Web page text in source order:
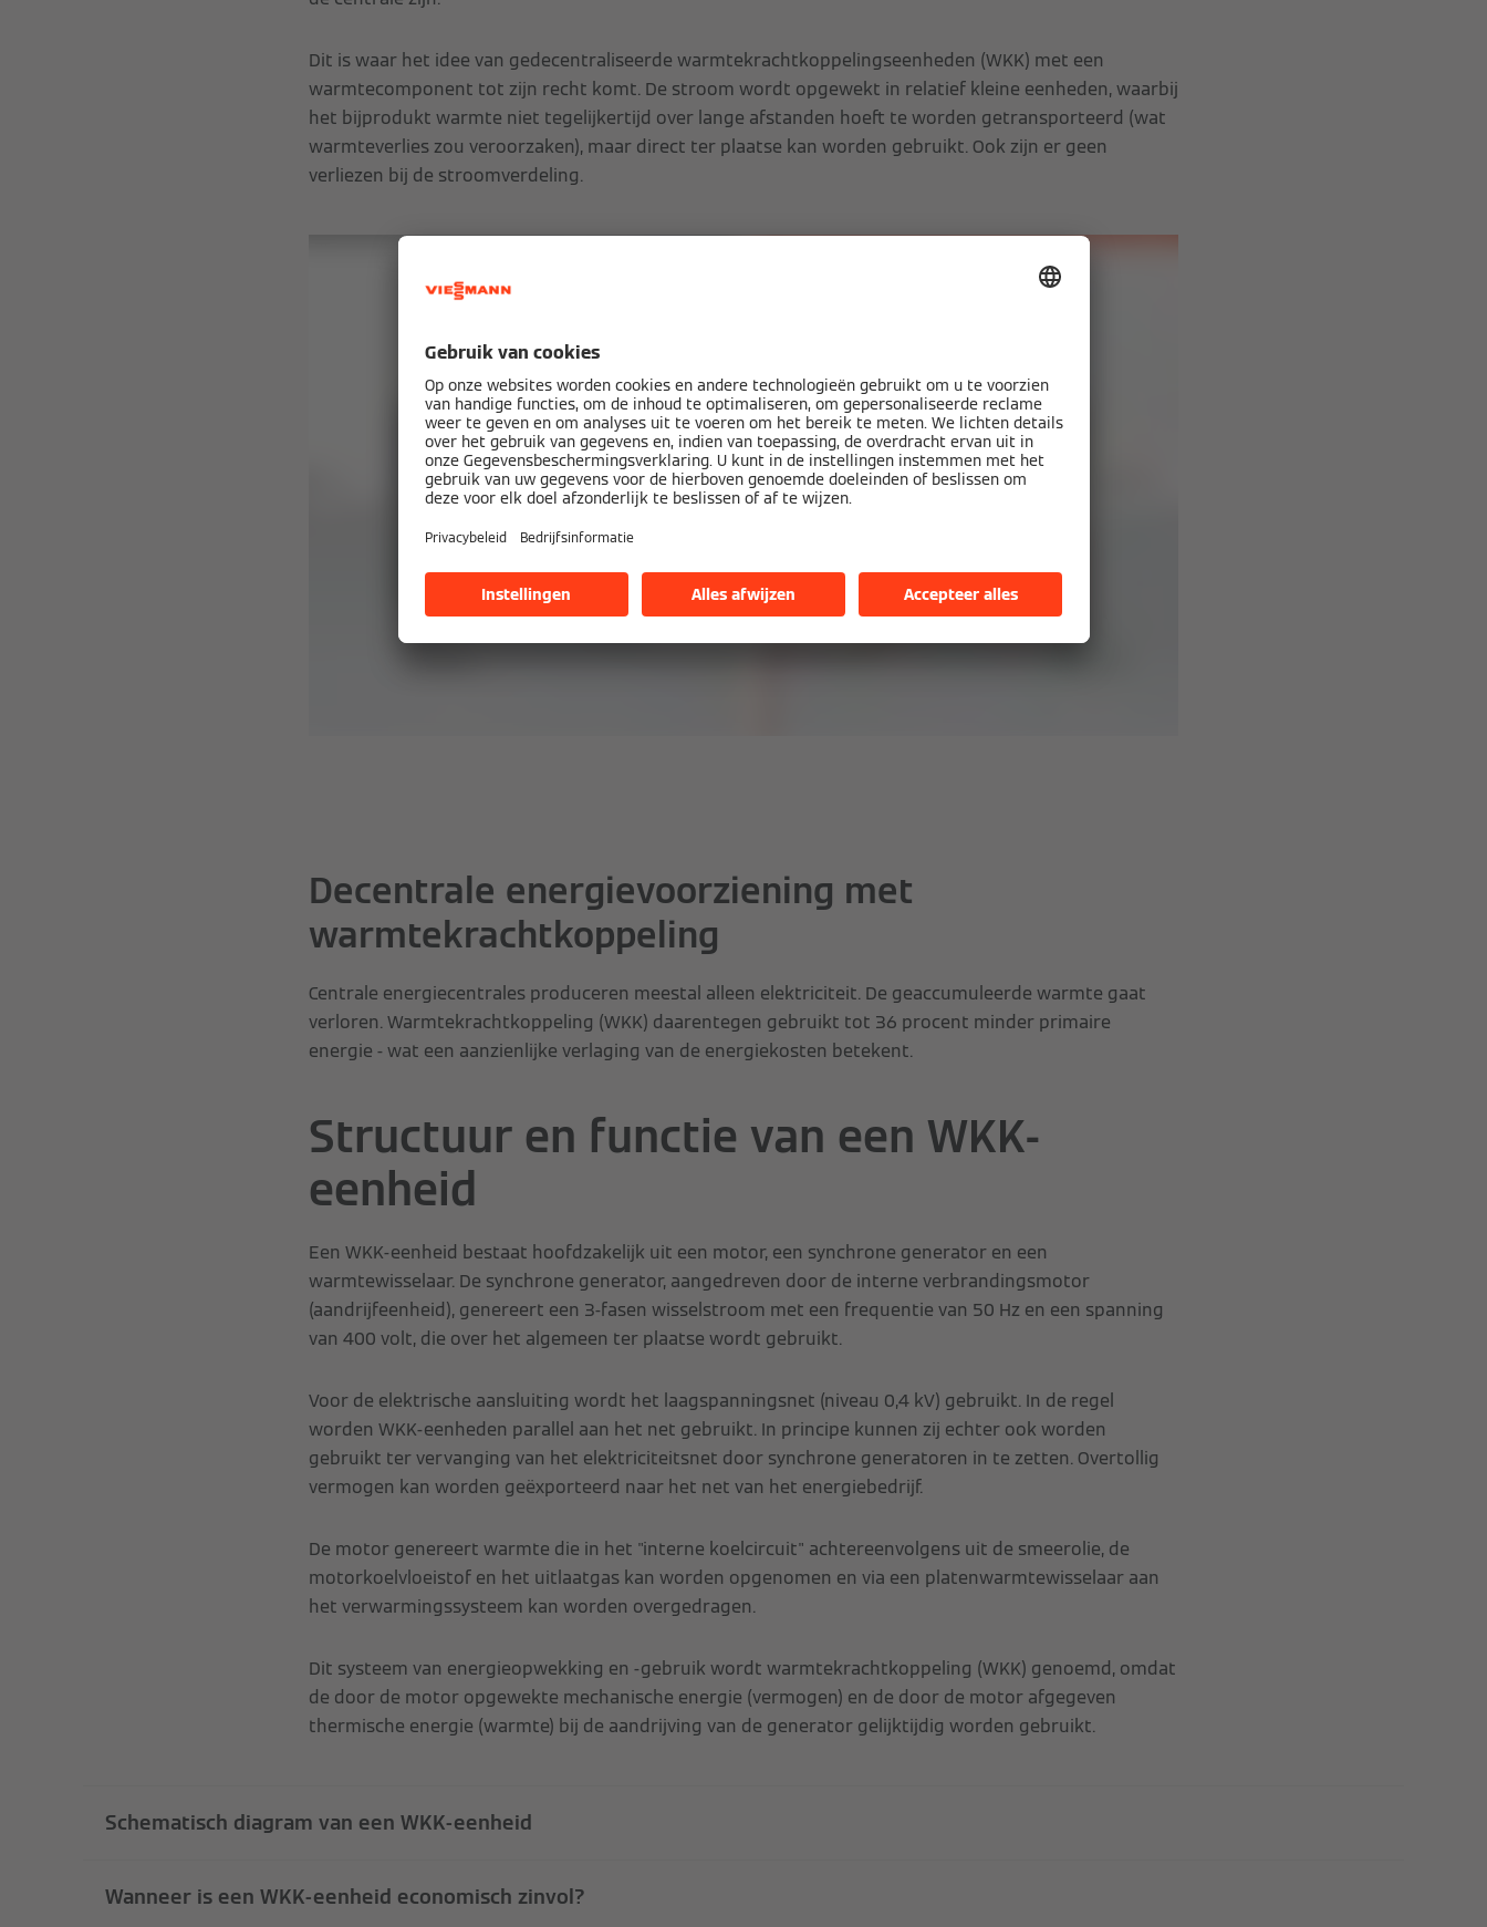
Dit is waar het idee van gedecentraliseerde warmtekrachtkoppelingseenheden (WKK) met een
warmtecomponent tot zijn recht komt. De stroom wordt opgewekt in relatief kleine eenheden, waarbij
het bijprodukt warmte niet tegelijkertijd over lange afstanden hoeft te worden getransporteerd (wat
warmteverlies zou veroorzaken), maar direct ter plaatse kan worden gebruikt. Ook zijn er geen
verliezen bij de stroomverdeling.
Decentrale energievoorziening met
warmtekrachtkoppeling
Centrale energiecentrales produceren meestal alleen elektriciteit. De geaccumuleerde warmte gaat
verloren. Warmtekrachtkoppeling (WKK) daarentegen gebruikt tot 36 procent minder primaire
energie - wat een aanzienlijke verlaging van de energiekosten betekent.
Structuur en functie van een WKK-
eenheid
Een WKK-eenheid bestaat hoofdzakelijk uit een motor, een synchrone generator en een
warmtewisselaar. De synchrone generator, aangedreven door de interne verbrandingsmotor
(aandrijfeenheid), genereert een 3-fasen wisselstroom met een frequentie van 50 Hz en een spanning
van 400 volt, die over het algemeen ter plaatse wordt gebruikt.
Voor de elektrische aansluiting wordt het laagspanningsnet (niveau 0,4 kV) gebruikt. In de regel
worden WKK-eenheden parallel aan het net gebruikt. In principe kunnen zij echter ook worden
gebruikt ter vervanging van het elektriciteitsnet door synchrone generatoren in te zetten. Overtollig
vermogen kan worden geëxporteerd naar het net van het energiebedrijf.
De motor genereert warmte die in het "interne koelcircuit" achtereenvolgens uit de smeerolie, de
motorkoelvloeistof en het uitlaatgas kan worden opgenomen en via een platenwarmtewisselaar aan
het verwarmingssysteem kan worden overgedragen.
Dit systeem van energieopwekking en -gebruik wordt warmtekrachtkoppeling (WKK) genoemd, omdat
de door de motor opgewekte mechanische energie (vermogen) en de door de motor afgegeven
thermische energie (warmte) bij de aandrijving van de generator gelijktijdig worden gebruikt.
Schematisch diagram van een WKK-eenheid
Wanneer is een WKK-eenheid economisch zinvol?